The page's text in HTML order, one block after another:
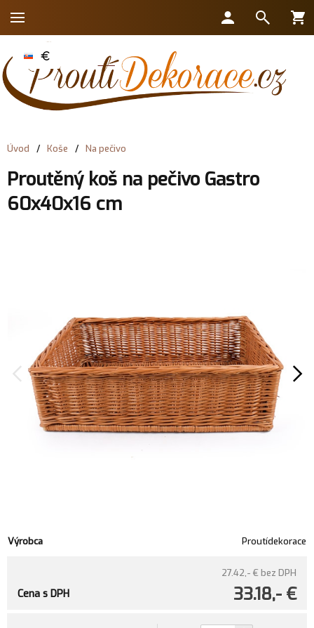
Úvod / Koše / Na pečivo
Proutěný koš na pečivo Gastro
60x40x16 cm
Výrobca Proutídekorace
27.42,- € bez DPH
33.18,- €
Cena s DPH